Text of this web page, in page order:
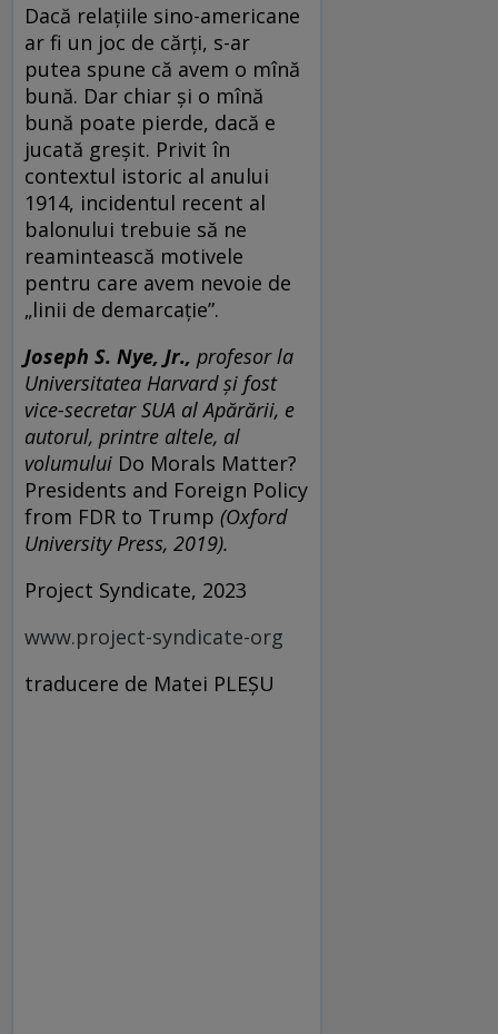
Dacă relațiile sino-americane
ar fi un joc de cărți, s-ar
putea spune că avem o mînă
bună. Dar chiar și o mînă
bună poate pierde, dacă e
jucată greșit. Privit în
contextul istoric al anului
1914, incidentul recent al
balonului trebuie să ne
reamintească motivele
pentru care avem nevoie de
„linii de demarcație”.
Joseph S. Nye, Jr., profesor la
Universitatea Harvard şi fost
vice-secretar SUA al Apărării, e
autorul, printre altele, al
volumului Do Morals Matter?
Presidents and Foreign Policy
from FDR to Trump (Oxford
University Press, 2019).
Project Syndicate, 2023
www.project-syndicate-org
traducere de Matei PLEŞU